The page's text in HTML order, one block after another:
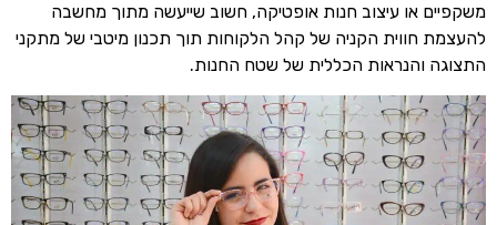
משקפיים או עיצוב חנות אופטיקה, חשוב שייעשה מתוך מחשבה
להעצמת חווית הקניה של קהל הלקוחות תוך תכנון מיטבי של מתקני
התצוגה והנראות הכללית של שטח החנות.